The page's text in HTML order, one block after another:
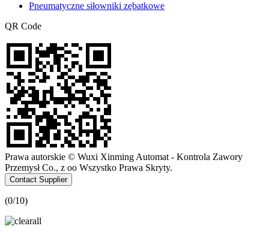
Pneumatyczne siłowniki zębatkowe
QR Code
Prawa autorskie © Wuxi Xinming Automat - Kontrola Zawory
Przemysł Co., z oo Wszystko Prawa Skryty.
Contact Supplier
(0/10)